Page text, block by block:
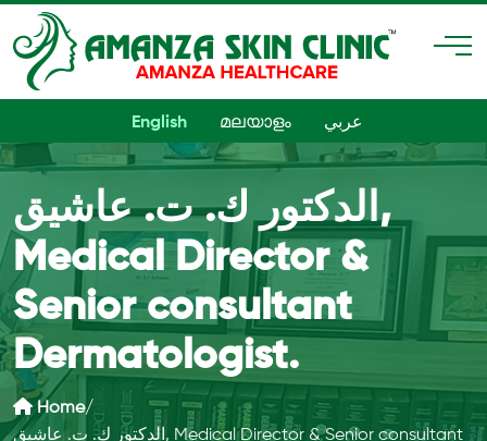
English മലയാളം عربي
الدكتور ك. ت. عاشيق,
Medical Director &
Senior consultant
Dermatologist.
Home/
الدكتور ك. ت. عاشيق, Medical Director & Senior consultant